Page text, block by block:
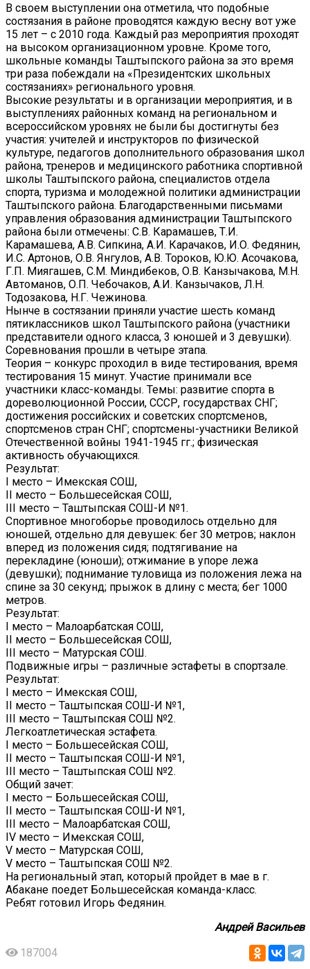
В своем выступлении она отметила, что подобные
состязания в районе проводятся каждую весну вот уже
15 лет – с 2010 года. Каждый раз мероприятия проходят
на высоком организационном уровне. Кроме того,
школьные команды Таштыпского района за это время
три раза побеждали на «Президентских школьных
состязаниях» регионального уровня.
Высокие результаты и в организации мероприятия, и в
выступлениях районных команд на региональном и
всероссийском уровнях не были бы достигнуты без
участия: учителей и инструкторов по физической
культуре, педагогов дополнительного образования школ
района, тренеров и медицинского работника спортивной
школы Таштыпского района, специалистов отдела
спорта, туризма и молодежной политики администрации
Таштыпского района. Благодарственными письмами
управления образования администрации Таштыпского
района были отмечены: С.В. Карамашев, Т.И.
Карамашева, А.В. Сипкина, А.И. Карачаков, И.О. Федянин,
И.С. Артонов, О.В. Янгулов, А.В. Тороков, Ю.Ю. Асочакова,
Г.П. Миягашев, С.М. Миндибеков, О.В. Канзычакова, М.Н.
Автоманов, О.П. Чебочаков, А.И. Канзычаков, Л.Н.
Тодозакова, Н.Г. Чежинова.
Нынче в состязании приняли участие шесть команд
пятиклассников школ Таштыпского района (участники
представители одного класса, 3 юношей и 3 девушки).
Соревнования прошли в четыре этапа.
Теория – конкурс проходил в виде тестирования, время
тестирования 15 минут. Участие принимали все
участники класс-команды. Темы: развитие спорта в
дореволюционной России, СССР, государствах СНГ;
достижения российских и советских спортсменов,
спортсменов стран СНГ; спортсмены-участники Великой
Отечественной войны 1941-1945 гг.; физическая
активность обучающихся.
Результат:
I место – Имекская СОШ,
II место – Большесейская СОШ,
III место – Таштыпская СОШ-И №1.
Спортивное многоборье проводилось отдельно для
юношей, отдельно для девушек: бег 30 метров; наклон
вперед из положения сидя; подтягивание на
перекладине (юноши); отжимание в упоре лежа
(девушки); поднимание туловища из положения лежа на
спине за 30 секунд; прыжок в длину с места; бег 1000
метров.
Результат:
I место – Малоарбатская СОШ,
II место – Большесейская СОШ,
III место – Матурская СОШ.
Подвижные игры – различные эстафеты в спортзале.
Результат:
I место – Имекская СОШ,
II место – Таштыпская СОШ-И №1,
III место – Таштыпская СОШ №2.
Легкоатлетическая эстафета.
I место – Большесейская СОШ,
II место – Таштыпская СОШ-И №1,
III место – Таштыпская СОШ №2.
Общий зачет:
I место – Большесейская СОШ,
II место – Таштыпская СОШ-И №1,
III место – Малоарбатская СОШ,
IV место – Имекская СОШ,
V место – Матурская СОШ,
V место – Таштыпская СОШ №2.
На региональный этап, который пройдет в мае в г.
Абакане поедет Большесейская команда-класс.
Ребят готовил Игорь Федянин.
Андрей Васильев
187004